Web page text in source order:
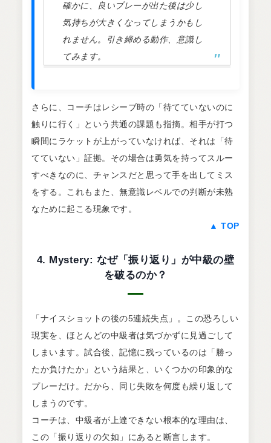
確かに、良いプレーが出た後は少し
気持ちが大きくなってしまうかもし
れません。引き締める動作、意識し
てみます。
さらに、コーチはレシーブ時の「待てていないのに
触りに行く」という共通の課題も指摘。相手が打つ
瞬間にラケットが上がっていなければ、それは「待
てていない」証拠。その場合は勇気を持ってスルー
すべきなのに、チャンスだと思って手を出してミス
をする。これもまた、無意識レベルでの判断が未熟
なために起こる現象です。
▲ TOP
4. Mystery: なぜ「振り返り」が中級の壁
を破るのか？
「ナイスショットの後の5連続失点」。この恐ろしい
現実を、ほとんどの中級者は気づかずに見過ごして
しまいます。試合後、記憶に残っているのは「勝っ
たか負けたか」という結果と、いくつかの印象的な
プレーだけ。だから、同じ失敗を何度も繰り返して
しまうのです。
コーチは、中級者が上達できない根本的な理由は、
この「振り返りの欠如」にあると断言します。